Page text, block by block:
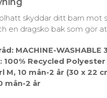
skyddar ditt barn mot
en dragsko bak som gör
MACHINE-WASHABLE
100% Recycled Polyester
M, 10 mån-2 år (30 x 22
mån-2 år